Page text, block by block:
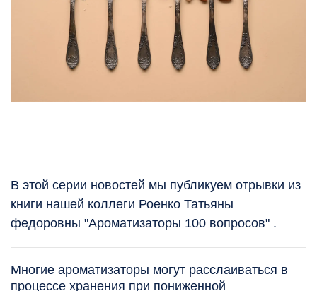
В этой серии новостей мы публикуем отрывки из
книги нашей коллеги Роенко Татьяны
федоровны "Ароматизаторы 100 вопросов" .
Многие ароматизаторы могут расслаиваться в
процессе хранения при пониженной